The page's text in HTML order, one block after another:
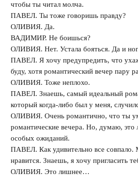
чтобы ты читал молча.
ПАВЕЛ. Ты тоже говоришь правду?
ОЛИВИЯ. Да.
ВАДИМИР. Не боишься?
ОЛИВИЯ. Нет. Устала бояться. Да и
ПАВЕЛ. Я хочу предупредить, что
буду, хотя романтический вечер пару
ОЛИВИЯ. Тоже неплохо.
ПАВЕЛ. Знаешь, самый идеальный
который когда-либо был у меня,
ОЛИВИЯ. Очень романтично, что ты
романтические вечера. Но, думаю,
особых ожиданий.
ПАВЕЛ. Как удивительно все совпало.
нравится. Знаешь, я хочу пригласить
ОЛИВИЯ. Это лишнее…